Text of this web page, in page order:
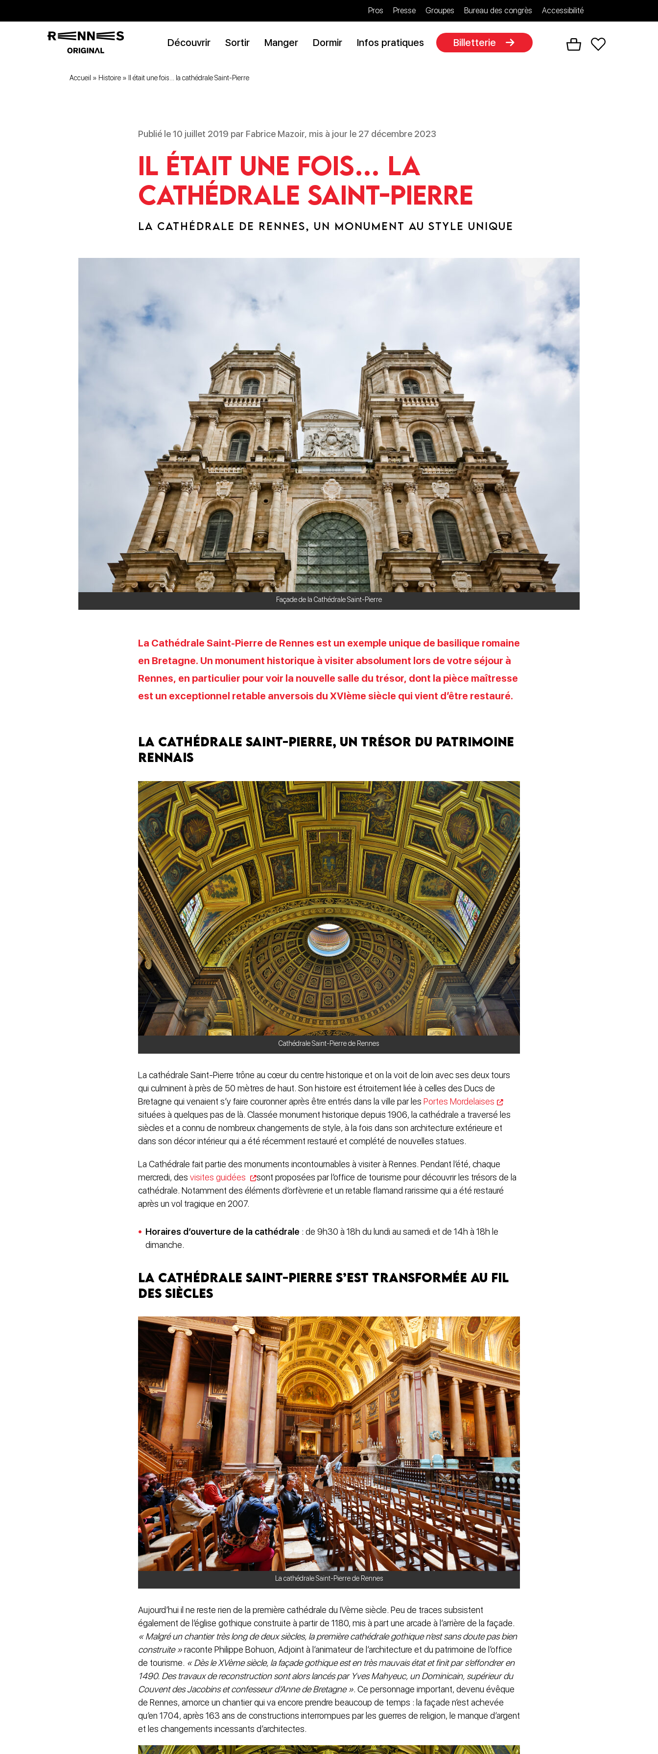
Pros Presse Groupes Bureau des congrès Accessibilité
Découvrir Sortir Manger Dormir Infos pratiques Billetterie
Accueil » Histoire » Il était une fois… la cathédrale Saint-Pierre
Publié le 10 juillet 2019 par Fabrice Mazoir, mis à jour le 27 décembre 2023
Il était une fois… la
cathédrale Saint-Pierre
LA CATHÉDRALE DE RENNES, UN MONUMENT AU STYLE UNIQUE
Façade de la Cathédrale Saint-Pierre
La Cathédrale Saint-Pierre de Rennes est un exemple unique de basilique romaine
en Bretagne. Un monument historique à visiter absolument lors de votre séjour à
Rennes, en particulier pour voir la nouvelle salle du trésor, dont la pièce maîtresse
est un exceptionnel retable anversois du XVIème siècle qui vient d’être restauré.
La cathédrale Saint-Pierre, un trésor du patrimoine
rennais
Cathédrale Saint-Pierre de Rennes
La cathédrale Saint-Pierre trône au cœur du centre historique et on la voit de loin avec ses deux tours
qui culminent à près de 50 mètres de haut. Son histoire est étroitement liée à celles des Ducs de
Bretagne qui venaient s’y faire couronner après être entrés dans la ville par les Portes Mordelaises
situées à quelques pas de là. Classée monument historique depuis 1906, la cathédrale a traversé les
siècles et a connu de nombreux changements de style, à la fois dans son architecture extérieure et
dans son décor intérieur qui a été récemment restauré et complété de nouvelles statues.
La Cathédrale fait partie des monuments incontournables à visiter à Rennes. Pendant l’été, chaque
mercredi, des visites guidées
sont proposées par l’office de tourisme pour découvrir les trésors de la
cathédrale. Notamment des éléments d’orfèvrerie et un retable flamand rarissime qui a été restauré
après un vol tragique en 2007.
Horaires d’ouverture de la cathédrale : de 9h30 à 18h du lundi au samedi et de 14h à 18h le
dimanche.
La cathédrale Saint-Pierre s’est transformée au fil
des siècles
La cathédrale Saint-Pierre de Rennes
Aujourd’hui il ne reste rien de la première cathédrale du IVème siècle. Peu de traces subsistent
également de l’église gothique construite à partir de 1180, mis à part une arcade à l’arrière de la façade.
« Malgré un chantier très long de deux siècles, la première cathédrale gothique n’est sans doute pas bien
construite »raconte Philippe Bohuon, Adjoint à l’animateur de l’architecture et du patrimoine de l’office
de tourisme. « Dès le XVème siècle, la façade gothique est en très mauvais état et finit par s’effondrer en
1490. Des travaux de reconstruction sont alors lancés par Yves Mahyeuc, un Dominicain, supérieur du
Couvent des Jacobins et confesseur d’Anne de Bretagne ». Ce personnage important, devenu évêque
de Rennes, amorce un chantier qui va encore prendre beaucoup de temps : la façade n’est achevée
qu’en 1704, après 163 ans de constructions interrompues par les guerres de religion, le manque d’argent
et les changements incessants d’architectes.